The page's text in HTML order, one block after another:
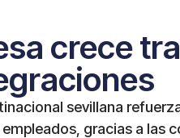
crece
sevillana
empleados, gracias a las